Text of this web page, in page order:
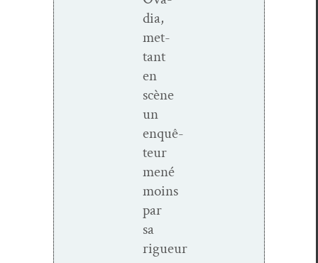
dia,
met­
tant
en
scène
un
enquê­
teur
mené
moins
par
sa
rigueur